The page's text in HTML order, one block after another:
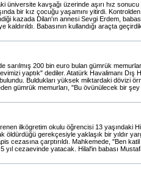
üniversite kavşağı üzerinde aşırı hız
bir kız çocuğu yaşamını yitirdi.
kazada Dilan'ın annesi Sevgi Erdem,
Babasının kullandığı araçta
sarılmış 200 bin euro bulan gümrük
yaptık" dediler. Atatürk Havalimanı Dış
Buldukları yüksek miktardaki dövizi
gümrük memurları, "Bu övünülecek bir şey
ilkögretim okulu öğrencisi 13 yaşındaki
öldürdüğü gerekçesiyle yaklaşık bir yıldır
cezasına çarptırıldı. Mahkemede, "Ben
yıl cezaevinde yatacak. Hilal'in babası